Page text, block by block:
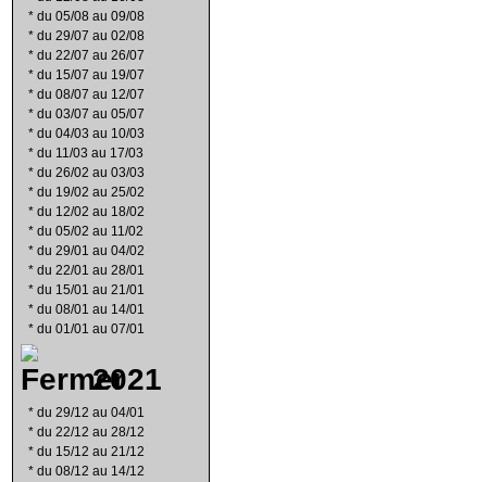
* du 05/08 au 09/08
* du 29/07 au 02/08
* du 22/07 au 26/07
* du 15/07 au 19/07
* du 08/07 au 12/07
* du 03/07 au 05/07
* du 04/03 au 10/03
* du 11/03 au 17/03
* du 26/02 au 03/03
* du 19/02 au 25/02
* du 12/02 au 18/02
* du 05/02 au 11/02
* du 29/01 au 04/02
* du 22/01 au 28/01
* du 15/01 au 21/01
* du 08/01 au 14/01
* du 01/01 au 07/01
2021
* du 29/12 au 04/01
* du 22/12 au 28/12
* du 15/12 au 21/12
* du 08/12 au 14/12